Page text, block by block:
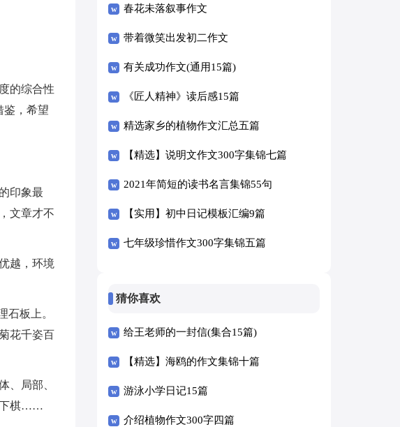
的综合性
鉴，希望
印象最
文章才不
越，环境
石板上。
花千姿百
、局部、
下棋……
春花未落叙事作文
带着微笑出发初二作文
有关成功作文(通用15篇)
《匠人精神》读后感15篇
精选家乡的植物作文汇总五篇
【精选】说明文作文300字集锦七篇
2021年简短的读书名言集锦55句
【实用】初中日记模板汇编9篇
七年级珍惜作文300字集锦五篇
猜你喜欢
给王老师的一封信(集合15篇)
【精选】海鸥的作文集锦十篇
游泳小学日记15篇
介绍植物作文300字四篇